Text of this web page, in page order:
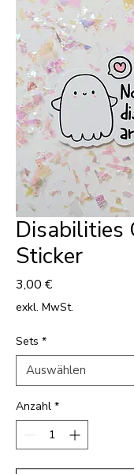
Disabilities
Sticker
3,00 €Preis
exkl. MwSt.
Sets *
Anzahl *